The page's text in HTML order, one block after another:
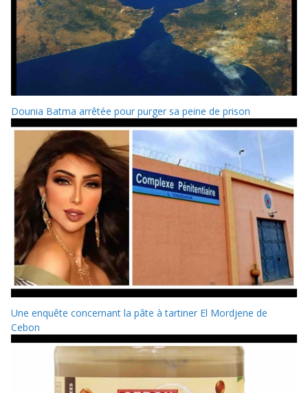
Dounia Batma arrêtée pour purger sa peine de prison
Une enquête concernant la pâte à tartiner El Mordjene de
Cebon